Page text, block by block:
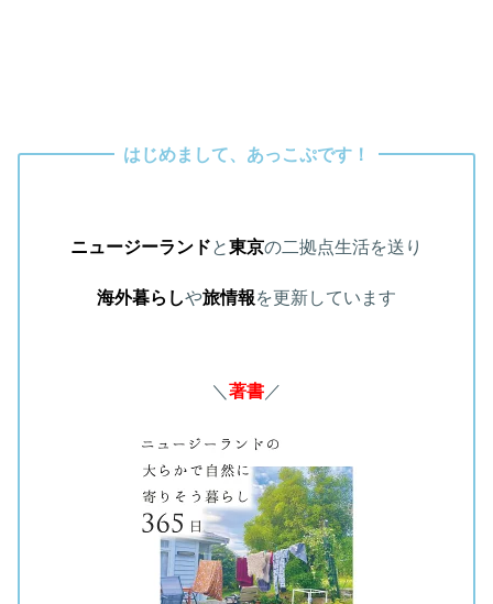
はじめまして、あっこぷです！
ニュージーランドと東京の二拠点生活を送り
海外暮らしや旅情報を更新しています
＼ 著書 ／